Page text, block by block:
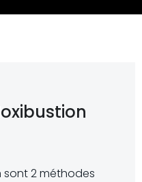
2 méthodes